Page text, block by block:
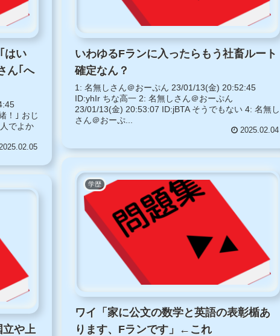
はい
ん｢へ
！｣ おじ
でよか
いわゆるFランに入ったらもう社畜ルート
確定なん？
1: 名無しさん＠おーぷん 23/01/13(金) 20:52:45
ID:yhIr ちな高一 2: 名無しさん＠おーぷん
23/01/13(金) 20:53:07 ID:jBTA そうでもない 4: 名無し
さん＠おーぷ...
2025.02.04
学歴
ワイ「家に公文の数学と英語の表彰楯あ
ります、Fランです」←これ
立や上